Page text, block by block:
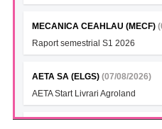
MECANICA CEAHLAU (MECF)
Raport semestrial S1 2026
AETA SA (ELGS) (07/08/2026)
AETA Start Livrari Agroland